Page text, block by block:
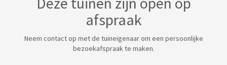
afspraak
Neem contact op met de tuineigenaar om een persoonlijke
bezoekafspraak te maken.